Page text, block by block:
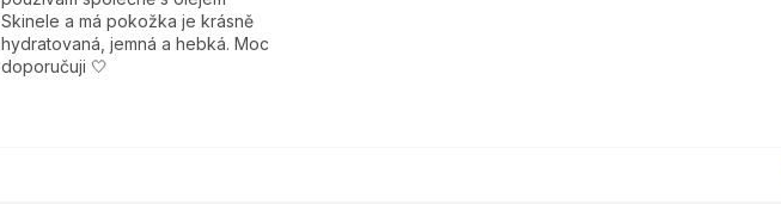
Skinele a má pokožka je krásně
hydratovaná, jemná a hebká. Moc
doporučuji 🤍